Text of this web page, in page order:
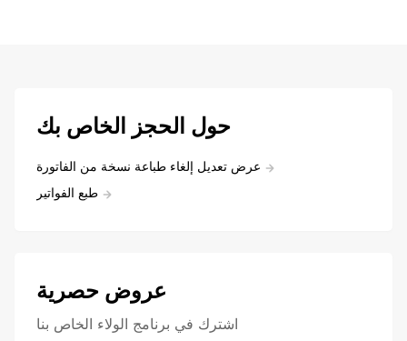
حول الحجز الخاص بك
عرض تعديل إلغاء طباعة نسخة من الفاتورة
طبع الفواتير
عروض حصرية
اشترك في برنامج الولاء الخاص بنا